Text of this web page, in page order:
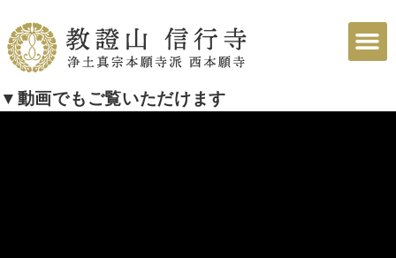
▼動画でもご覧いただけます